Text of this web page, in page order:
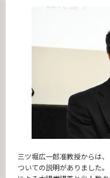
三ツ堀広一郎准教授からは
ついての説明がありました